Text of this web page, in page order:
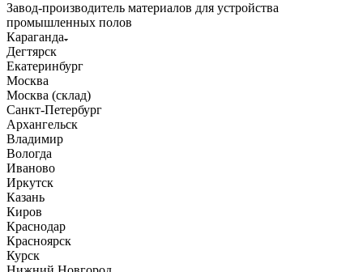
Завод-производитель материалов для устройства
промышленных полов
Караганда
Дегтярск
Екатеринбург
Москва
Москва (склад)
Санкт-Петербург
Архангельск
Владимир
Вологда
Иваново
Иркутск
Казань
Киров
Краснодар
Красноярск
Курск